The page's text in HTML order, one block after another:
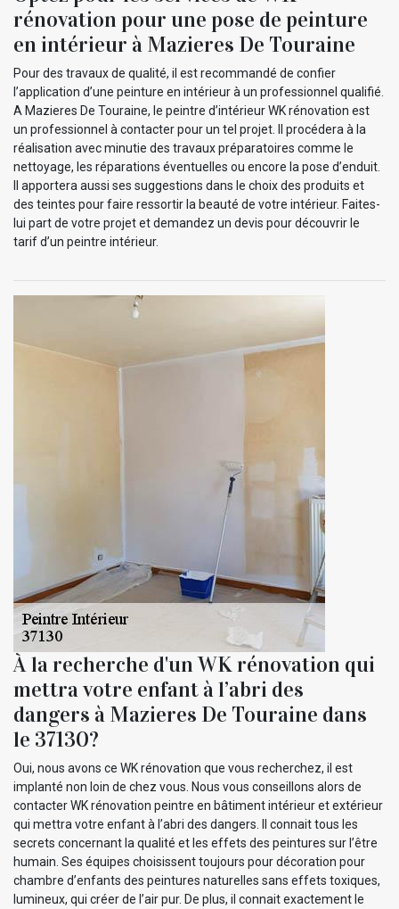
rénovation pour une pose de peinture
en intérieur à Mazieres De Touraine
Pour des travaux de qualité, il est recommandé de confier
l’application d’une peinture en intérieur à un professionnel qualifié.
A Mazieres De Touraine, le peintre d’intérieur WK rénovation est
un professionnel à contacter pour un tel projet. Il procédera à la
réalisation avec minutie des travaux préparatoires comme le
nettoyage, les réparations éventuelles ou encore la pose d’enduit.
Il apportera aussi ses suggestions dans le choix des produits et
des teintes pour faire ressortir la beauté de votre intérieur. Faites-
lui part de votre projet et demandez un devis pour découvrir le
tarif d’un peintre intérieur.
À la recherche d'un WK rénovation qui
mettra votre enfant à l’abri des
dangers à Mazieres De Touraine dans
le 37130?
Oui, nous avons ce WK rénovation que vous recherchez, il est
implanté non loin de chez vous. Nous vous conseillons alors de
contacter WK rénovation peintre en bâtiment intérieur et extérieur
qui mettra votre enfant à l’abri des dangers. Il connait tous les
secrets concernant la qualité et les effets des peintures sur l’être
humain. Ses équipes choisissent toujours pour décoration pour
chambre d’enfants des peintures naturelles sans effets toxiques,
lumineux, qui créer de l’air pur. De plus, il connait exactement le